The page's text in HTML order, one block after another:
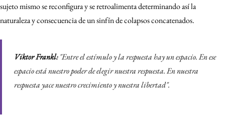
sujeto mismo se reconfigura y se retroalimenta determinando así la
naturaleza y consecuencia de un sinfín de colapsos concatenados.
Viktor Frankl: "Entre el estímulo y la respuesta hay un espacio. En ese
espacio está nuestro poder de elegir nuestra respuesta. En nuestra
respuesta yace nuestro crecimiento y nuestra libertad".